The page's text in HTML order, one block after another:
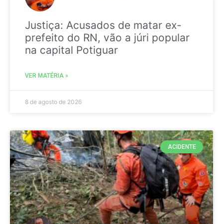
Justiça: Acusados de matar ex-
prefeito do RN, vão a júri popular
na capital Potiguar
VER MATÉRIA »
8 de agosto de 2026
ACIDENTE